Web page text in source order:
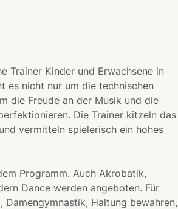
Trainer Kinder und Erwachsene in
es nicht nur um die technischen
die Freude an der Musik und die
Die Trainer kitzeln das
vermitteln spielerisch ein hohes
Programm. Auch Akrobatik,
Dance werden angeboten. Für
Damengymnastik, Haltung bewahren,